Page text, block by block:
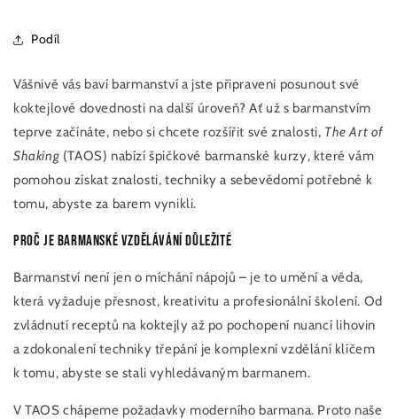
Podíl
Vášnivě vás baví barmanství a jste připraveni posunout své
koktejlové dovednosti na další úroveň? Ať už s barmanstvím
teprve začínáte, nebo si chcete rozšířit své znalosti, The Art of
Shaking (TAOS) nabízí špičkové barmanské kurzy, které vám
pomohou získat znalosti, techniky a sebevědomí potřebné k
tomu, abyste za barem vynikli.
Proč je barmanské vzdělávání důležité
Barmanství není jen o míchání nápojů – je to umění a věda,
která vyžaduje přesnost, kreativitu a profesionální školení. Od
zvládnutí receptů na koktejly až po pochopení nuancí lihovin
a zdokonalení techniky třepání je komplexní vzdělání klíčem
k tomu, abyste se stali vyhledávaným barmanem.
V TAOS chápeme požadavky moderního barmana. Proto naše